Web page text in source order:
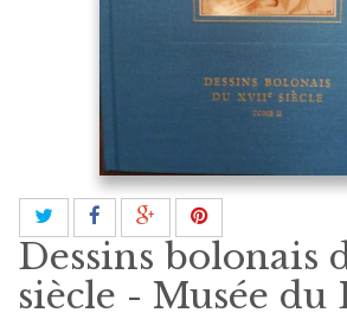
Dessins bolonais
siècle - Musée du